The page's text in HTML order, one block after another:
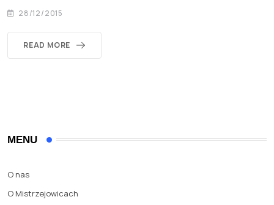
28/12/2015
READ MORE
MENU
O nas
O Mistrzejowicach